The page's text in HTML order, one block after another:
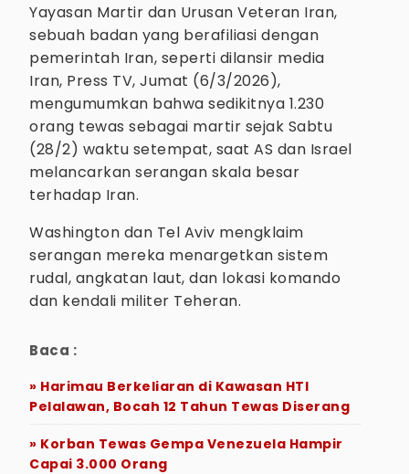
Yayasan Martir dan Urusan Veteran Iran,
sebuah badan yang berafiliasi dengan
pemerintah Iran, seperti dilansir media
Iran, Press TV, Jumat (6/3/2026),
mengumumkan bahwa sedikitnya 1.230
orang tewas sebagai martir sejak Sabtu
(28/2) waktu setempat, saat AS dan Israel
melancarkan serangan skala besar
terhadap Iran.
Washington dan Tel Aviv mengklaim
serangan mereka menargetkan sistem
rudal, angkatan laut, dan lokasi komando
dan kendali militer Teheran.
Baca :
» Harimau Berkeliaran di Kawasan HTI
Pelalawan, Bocah 12 Tahun Tewas Diserang
» Korban Tewas Gempa Venezuela Hampir
Capai 3.000 Orang